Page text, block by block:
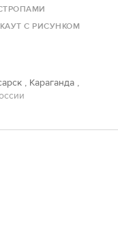
С РИСУНКОМ
, Караганда ,